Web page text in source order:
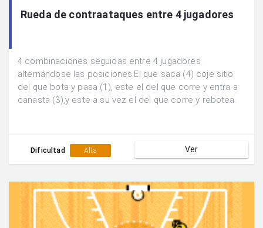
Rueda de contraataques entre 4 jugadores
4 combinaciones seguidas entre 4 jugadores
alternándose las posiciones.El que saca (4) coje sitio
del que bota y pasa (1), este el del que corre y entra a
canasta (3),y este a su vez el del que corre y rebotea.
Dificultad Alta Ver